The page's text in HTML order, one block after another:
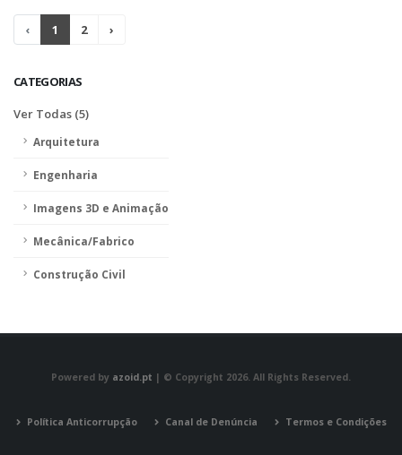
‹ 1 2 ›
CATEGORIAS
Ver Todas (5)
Arquitetura
Engenharia
Imagens 3D e Animação
Mecânica/Fabrico
Construção Civil
Powered by azoid.pt | © Copyright 2026. All Rights Reserved.
Política Anticorrupção Canal de Denúncia Termos e Condições